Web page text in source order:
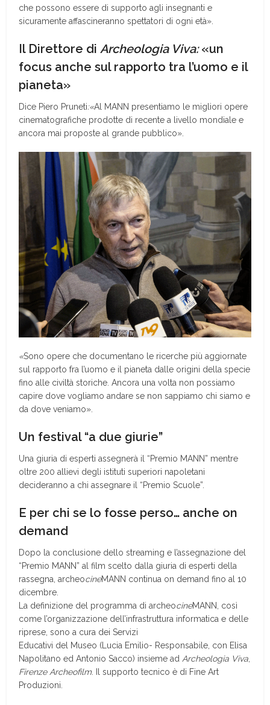
che possono essere di supporto agli insegnanti e
sicuramente affascineranno spettatori di ogni età».
Il Direttore diArcheologia Viva:«un
focus anche sul rapporto tra l’uomo e il
pianeta»
Dice Piero Pruneti:«Al MANN presentiamo le migliori opere
cinematografiche prodotte di recente a livello mondiale e
ancora mai proposte al grande pubblico».
«Sono opere che documentano le ricerche più aggiornate
sul rapporto fra l’uomo e il pianeta dalle origini della specie
fino alle civiltà storiche. Ancora una volta non possiamo
capire dove vogliamo andare se non sappiamo chi siamo e
da dove veniamo».
Un festival “a due giurie”
Una giuria di esperti assegnerà il “Premio MANN” mentre
oltre 200 allievi degli istituti superiori napoletani
decideranno a chi assegnare il “Premio Scuole”.
E per chi se lo fosse perso… anche on
demand
Dopo la conclusione dello streaming e l’assegnazione del
“Premio MANN” al film scelto dalla giuria di esperti della
rassegna, archeocineMANN continua on demand fino al 10
dicembre.
La definizione del programma di archeocineMANN, così
come l’organizzazione dell’infrastruttura informatica e delle
riprese, sono a cura dei Servizi
Educativi del Museo (Lucia Emilio- Responsabile, con Elisa
Napolitano ed Antonio Sacco) insieme ad Archeologia Viva
Firenze Archeofilm . Il supporto tecnico è di Fine Art
Produzioni.